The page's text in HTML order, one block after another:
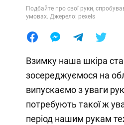
Подбайте про свої руки,
умовах. Джерело: pexels
Взимку наша шкіра
зосереджуємося на
випускаємо з уваги
потребують такої ж
період нашим рукам